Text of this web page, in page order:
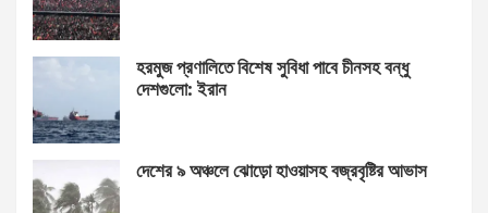
হরমুজ প্রণালিতে বিশেষ সুবিধা পাবে চীনসহ বন্ধু
দেশগুলো: ইরান
দেশের ৯ অঞ্চলে ঝোড়ো হাওয়াসহ বজ্রবৃষ্টির আভাস